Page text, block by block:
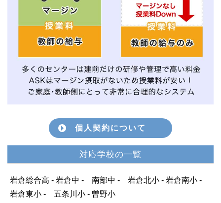
個人契約について
対応学校の一覧
岩倉総合高 - 岩倉中 - 南部中 - 岩倉北小 - 岩倉南小 -
岩倉東小 - 五条川小 - 曽野小